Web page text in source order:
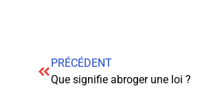
PRÉCÉDENT
Que signifie abroger une loi ?